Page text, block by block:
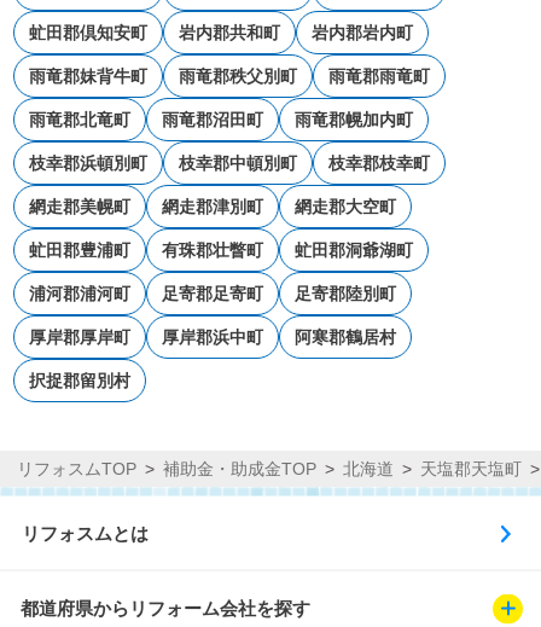
虻田郡倶知安町 岩内郡共和町 岩内郡岩内町
雨竜郡妹背牛町 雨竜郡秩父別町 雨竜郡雨竜町
雨竜郡北竜町 雨竜郡沼田町 雨竜郡幌加内町
枝幸郡浜頓別町 枝幸郡中頓別町 枝幸郡枝幸町
網走郡美幌町 網走郡津別町 網走郡大空町
虻田郡豊浦町 有珠郡壮瞥町 虻田郡洞爺湖町
浦河郡浦河町 足寄郡足寄町 足寄郡陸別町
厚岸郡厚岸町 厚岸郡浜中町 阿寒郡鶴居村
択捉郡留別村
リフォスムTOP 補助金・助成金TOP 北海道 天塩郡天塩町
リフォスムとは
都道府県からリフォーム会社を探す